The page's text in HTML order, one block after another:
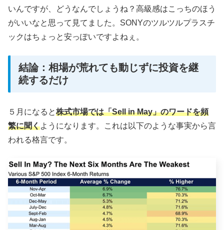
いんですが、どうなんでしょうね？高級感はこっちのほう
がいいなと思って見てました。SONYのツルツルプラスチ
ックはちょっと安っぽいですよねぇ。
結論：相場が荒れても動じずに投資を継
続するだけ
５月になると株式市場では「Sell in May」のワードを頻
繁に聞くようになります。これは以下のような事実から言
われる格言です。